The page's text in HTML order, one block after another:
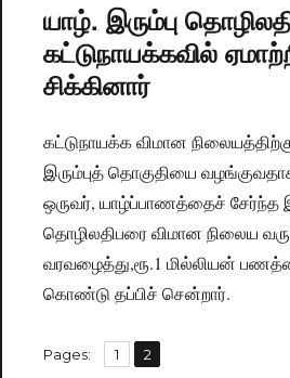
யாழ். இரும்பு
கட்டுநாயக்கவில்
சிக்கினார்
கட்டுநாயக்க விமான
இரும்புத் தொகுதியை
ஒருவர், யாழ்ப்பாணத்தைச் சேர்ந்த
தொழிலதிபரை விமான நிலைய
வரவழைத்து,ரூ.1 மில்லியன்
கொண்டு தப்பிச் சென்றார்.
Pages: Page
1 ,
Page
2